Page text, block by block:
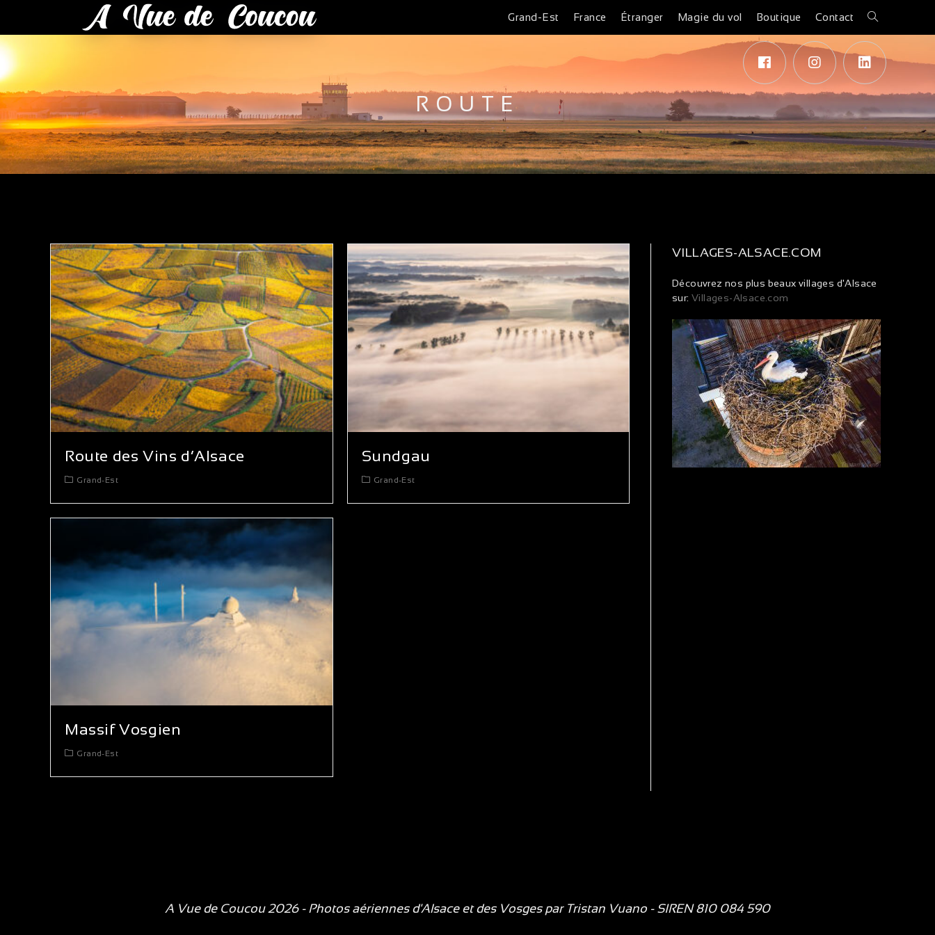
Grand-Est France Étranger Magie du vol Boutique Contact
ROUTE
Route des Vins d’Alsace
Grand-Est
Sundgau
Grand-Est
Massif Vosgien
Grand-Est
VILLAGES-ALSACE.COM
Découvrez nos plus beaux villages d'Alsace
sur: Villages-Alsace.com
A Vue de Coucou 2026 - Photos aériennes d'Alsace et des Vosges par Tristan Vuano - SIREN 810 084 590